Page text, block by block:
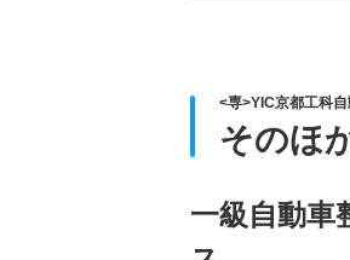
<専>YIC京都工科
そのほ
一級自動車